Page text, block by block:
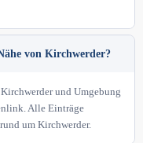
von Kirchwerder?
und Umgebung
Alle Einträge
um Kirchwerder.